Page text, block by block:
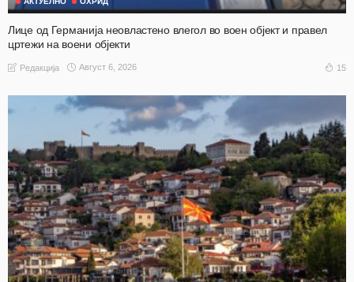
Лице од Германија неовластено влегол во воен објект и правел
цртежи на воени објекти
Редакција Август 6, 2026 15